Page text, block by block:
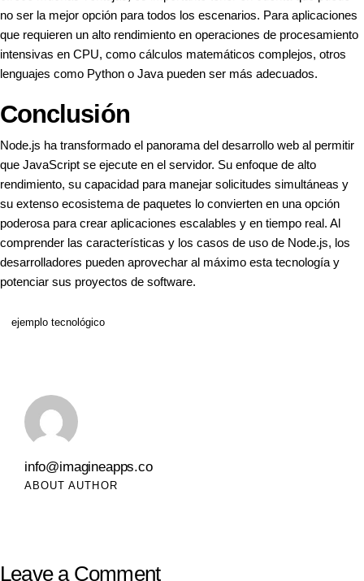
no ser la mejor opción para todos los escenarios. Para aplicaciones
que requieren un alto rendimiento en operaciones de procesamiento
intensivas en CPU, como cálculos matemáticos complejos, otros
lenguajes como Python o Java pueden ser más adecuados.
Conclusión
Node.js ha transformado el panorama del desarrollo web al permitir
que JavaScript se ejecute en el servidor. Su enfoque de alto
rendimiento, su capacidad para manejar solicitudes simultáneas y
su extenso ecosistema de paquetes lo convierten en una opción
poderosa para crear aplicaciones escalables y en tiempo real. Al
comprender las características y los casos de uso de Node.js, los
desarrolladores pueden aprovechar al máximo esta tecnología y
potenciar sus proyectos de software.
ejemplo tecnológico
info@imagineapps.co
ABOUT AUTHOR
Leave a Comment